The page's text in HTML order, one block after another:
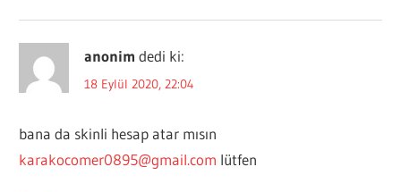
anonim dedi ki:
18 Eylül 2020, 22:04
bana da skinli hesap atar mısın
karakocomer0895@gmail.com lütfen